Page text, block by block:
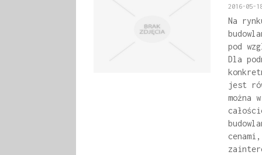
2016-05-
Na
pod
Dla
jest
można